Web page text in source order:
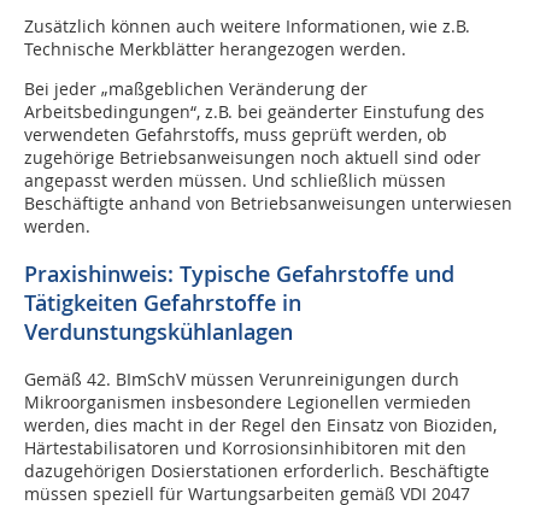
Zusätzlich können auch weitere Informationen, wie z.B.
Technische Merkblätter herangezogen werden.
Bei jeder „maßgeblichen Veränderung der
Arbeitsbedingungen“, z.B. bei geänderter Einstufung des
verwendeten Gefahrstoffs, muss geprüft werden, ob
zugehörige Betriebsanweisungen noch aktuell sind oder
angepasst werden müssen. Und schließlich müssen
Beschäftigte anhand von Betriebsanweisungen unterwiesen
werden.
Praxishinweis: Typische Gefahrstoffe und
Tätigkeiten Gefahrstoffe in
Verdunstungskühlanlagen
Gemäß 42. BImSchV müssen Verunreinigungen durch
Mikroorganismen insbesondere Legionellen vermieden
werden, dies macht in der Regel den Einsatz von Bioziden,
Härtestabilisatoren und Korrosionsinhibitoren mit den
dazugehörigen Dosierstationen erforderlich. Beschäftigte
müssen speziell für Wartungsarbeiten gemäß VDI 2047